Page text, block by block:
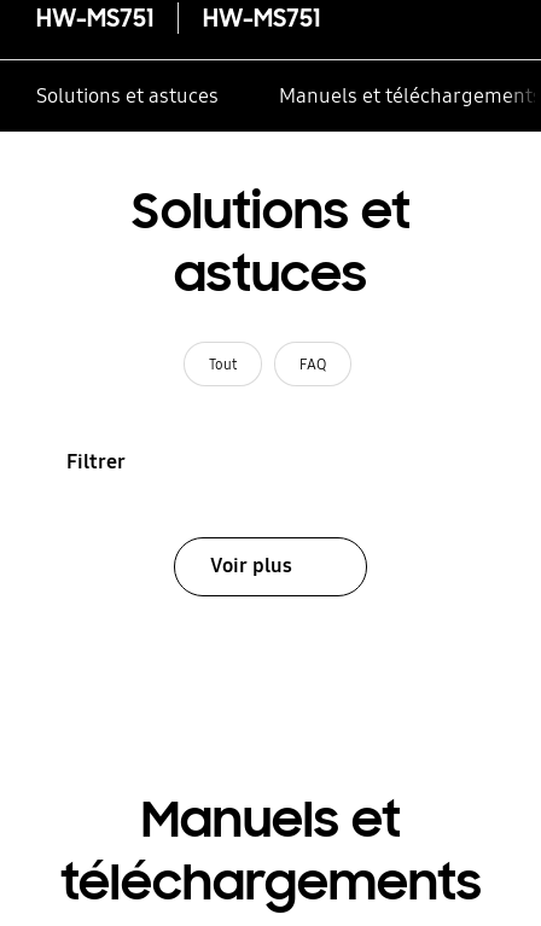
HW-MS751 HW-MS751
Solutions et astuces Manuels et téléchargements
Solutions et
astuces
Tout FAQ
Filtrer
Voir plus
Manuels et
téléchargements